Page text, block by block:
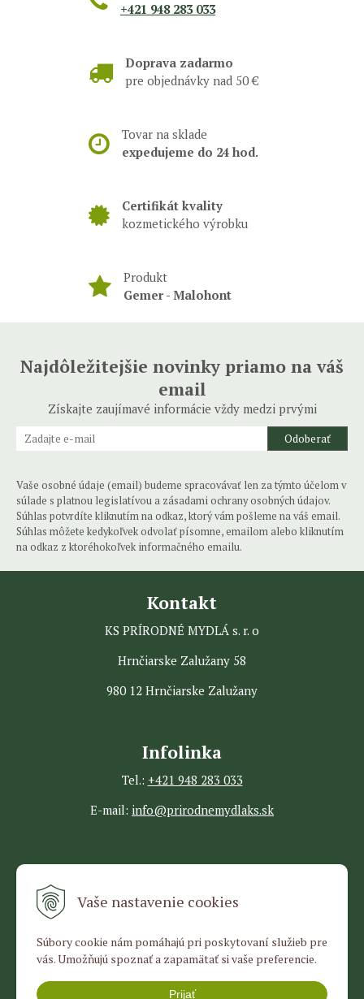
Vaše nastavenie cookies
Súbory cookie nám pomáhajú pri poskytovaní služieb pre
vás. Umožňujú spoznať a zapamätať si vaše preferencie.
Prijať
+421 948 283 033
Doprava zadarmo
pre objednávky nad 50 €
Tovar na sklade
expedujeme do 24 hod.
Certifikát kvality
kozmetického výrobku
Produkt
Gemer - Malohont
Najdôležitejšie novinky priamo na váš
email
Získajte zaujímavé informácie vždy medzi prvými
Odoberať
Vaše osobné údaje (email) budeme spracovávať len za týmto účelom v
súlade s platnou legislatívou a zásadami ochrany osobných údajov.
Súhlas potvrdíte kliknutím na odkaz, ktorý vám pošleme na váš email.
Súhlas môžete kedykoľvek odvolať písomne, emailom alebo kliknutím
na odkaz z ktoréhokoľvek informačného emailu.
Kontakt
KS PRÍRODNÉ MYDLÁ s. r. o
Hrnčiarske Zalužany 58
980 12 Hrnčiarske Zalužany
Infolinka
Tel.: +421 948 283 033
E-mail: info@prirodnemydlaks.sk
Všetko o nákupe
Ochrana osobných údajov
Doprava a platba